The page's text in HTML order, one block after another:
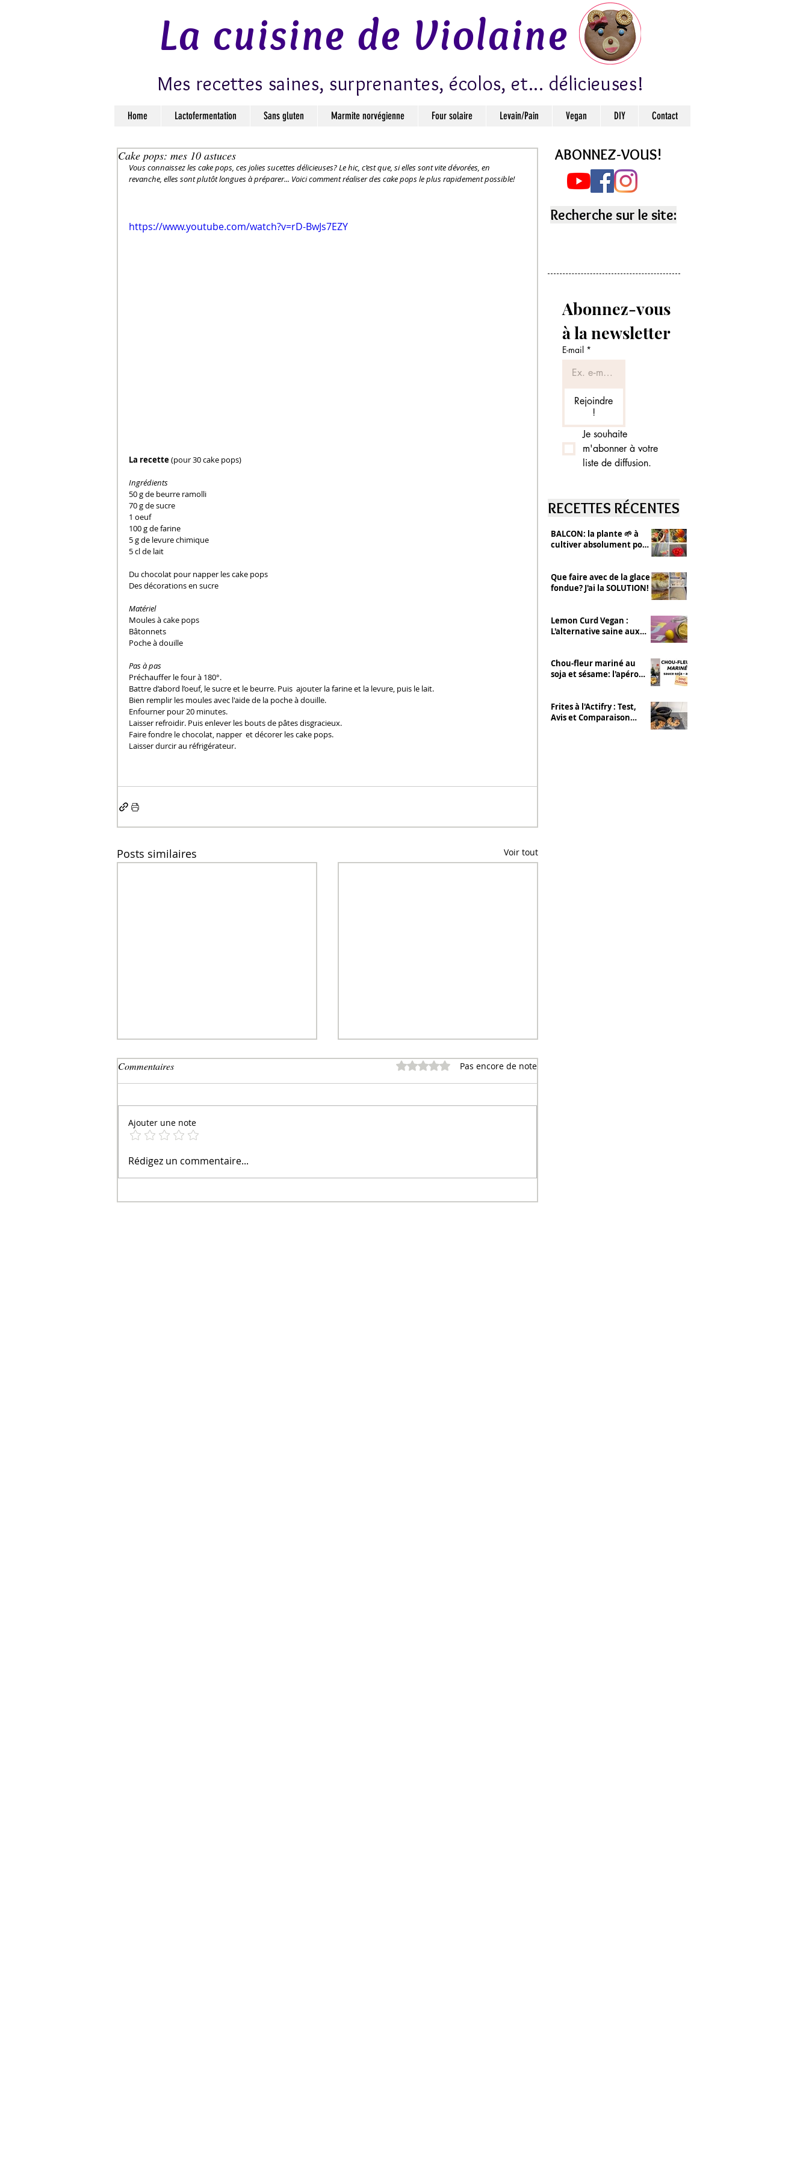
La cuisine de Violaine
Mes recettes saines, surprenantes, écolos, et... délicieuses!
Home Lactofermentation Sans gluten Marmite norvégienne Four solaire Levain/Pain Vegan DIY Contact
Cake pops: mes 10 astuces
Vous connaissez les cake pops, ces jolies sucettes délicieuses? Le hic, c’est que, si elles sont vite dévorées, en
revanche, elles sont plutôt longues à préparer... Voici comment réaliser des cake pops le plus rapidement possible!
https://www.youtube.com/watch?v=rD-BwJs7EZY
La recette (pour 30 cake pops)
Ingrédients
50 g de beurre ramolli
70 g de sucre
1 oeuf
100 g de farine
5 g de levure chimique
5 cl de lait
Du chocolat pour napper les cake pops
Des décorations en sucre
Matériel
Moules à cake pops
Bâtonnets
Poche à douille
Pas à pas
Préchauffer le four à 180°.
Battre d’abord l’oeuf, le sucre et le beurre. Puis  ajouter la farine et la levure, puis le lait.
Bien remplir les moules avec l'aide de la poche à douille.
Enfourner pour 20 minutes.
Laisser refroidir. Puis enlever les bouts de pâtes disgracieux.
Faire fondre le chocolat, napper  et décorer les cake pops.
Laisser durcir au réfrigérateur.
Posts similaires Voir tout
Que faire avec de la glace fondue?
Commentaires Noté 0 étoile sur 5.Pas encore de note
Ajouter une note
Rédigez un commentaire...
ABONNEZ-VOUS!
Recherche sur le site:
Abonnez-vous
à la newsletter
E-mail *
Rejoindre
!
Je souhaite
m'abonner à votre
liste de diffusion.
RECETTES RÉCENTES
BALCON: la plante 🌱 à
cultiver absolument pour
Que faire avec de la glace
fondue? J'ai la SOLUTION!
Lemon Curd Vegan :
L'alternative saine aux
Chou-fleur mariné au
soja et sésame: l'apéro
Frites à l'Actifry : Test,
Avis et Comparaison